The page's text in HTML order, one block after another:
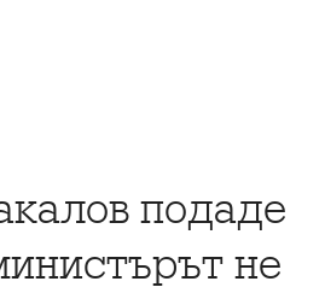
подаде
не